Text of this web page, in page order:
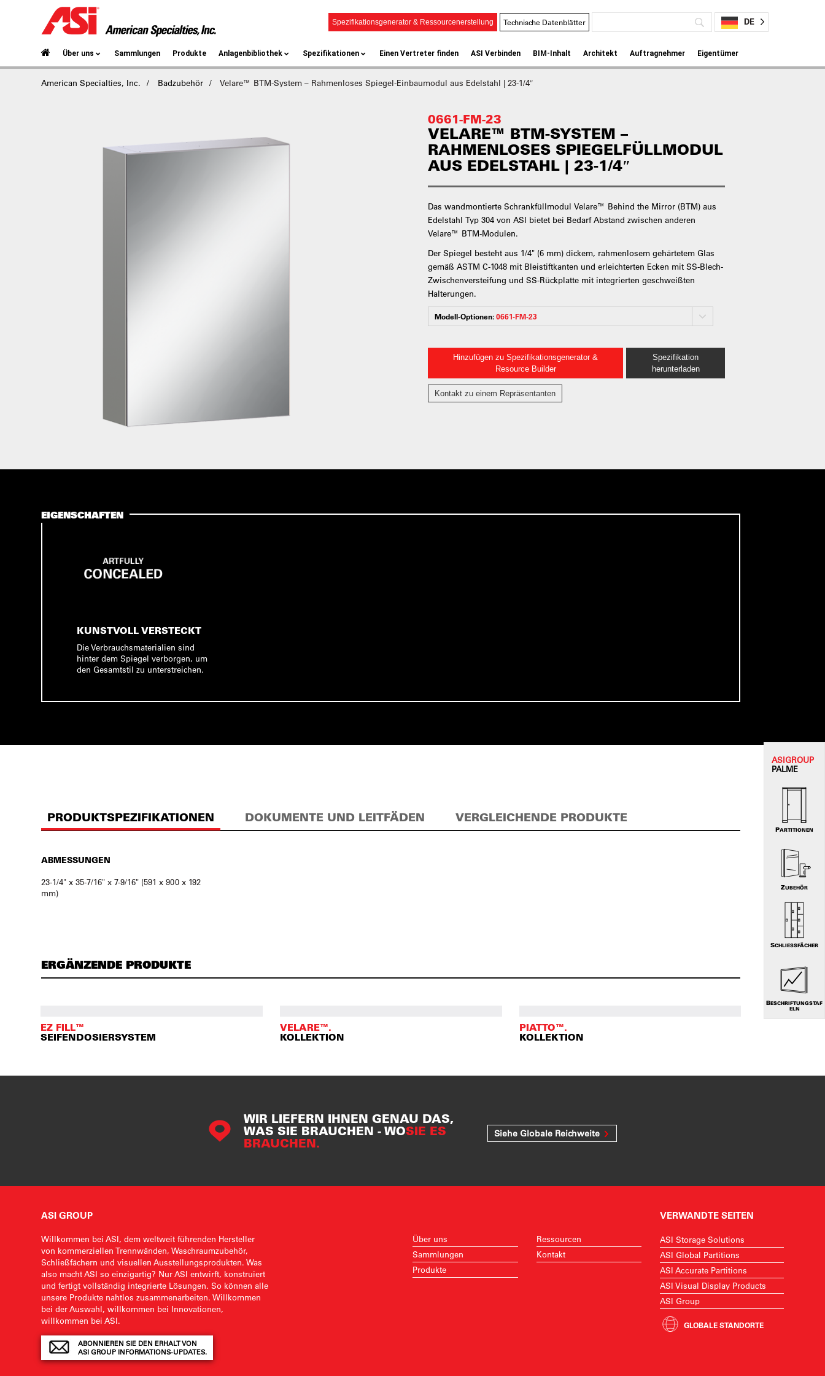
Spezifikationsgenerator & Ressourcenerstellung Technische Datenblätter DE
Über uns Sammlungen Produkte Anlagenbibliothek Spezifikationen Einen Vertreter finden ASI Verbinden BIM-Inhalt Architekt Auftragnehmer Eigentümer
American Specialties, Inc. Badzubehör Velare™ BTM-System – Rahmenloses Spiegel-Einbaumodul aus Edelstahl | 23-1/4″
0661-FM-23
VELARE™ BTM-SYSTEM –
RAHMENLOSES SPIEGELFÜLLMODUL
AUS EDELSTAHL | 23-1/4″
Das wandmontierte Schrankfüllmodul Velare™ Behind the Mirror (BTM) aus
Edelstahl Typ 304 von ASI bietet bei Bedarf Abstand zwischen anderen
Velare™ BTM-Modulen.
Der Spiegel besteht aus 1/4" (6 mm) dickem, rahmenlosem gehärtetem Glas
gemäß ASTM C-1048 mit Bleistiftkanten und erleichterten Ecken mit SS-Blech-
Zwischenversteifung und SS-Rückplatte mit integrierten geschweißten
Halterungen.
Modell-Optionen:0661-FM-23
Hinzufügen zu Spezifikationsgenerator &
Resource Builder
Spezifikation
herunterladen
Kontakt zu einem Repräsentanten
EIGENSCHAFTEN
KUNSTVOLL VERSTECKT
Die Verbrauchsmaterialien sind
hinter dem Spiegel verborgen, um
den Gesamtstil zu unterstreichen.
PRODUKTSPEZIFIKATIONEN DOKUMENTE UND LEITFÄDEN VERGLEICHENDE PRODUKTE
ABMESSUNGEN
23-1/4" x 35-7/16" x 7-9/16" (591 x 900 x 192
mm)
ERGÄNZENDE PRODUKTE
EZ FILL™
SEIFENDOSIERSYSTEM
VELARE™.
KOLLEKTION
PIATTO™.
KOLLEKTION
WIR LIEFERN IHNEN GENAU DAS,
WAS SIE BRAUCHEN - WOSIE ES
BRAUCHEN.
Siehe Globale Reichweite
ASIGROUP
PALME
PARTITIONEN
ZUBEHÖR
SCHLIESSFÄCHER
BESCHRIFTUNGSTAF
ELN
ASI GROUP
Willkommen bei ASI, dem weltweit führenden Hersteller
von kommerziellen Trennwänden, Waschraumzubehör,
Schließfächern und visuellen Ausstellungsprodukten. Was
also macht ASI so einzigartig? Nur ASI entwirft, konstruiert
und fertigt vollständig integrierte Lösungen. So können alle
unsere Produkte nahtlos zusammenarbeiten. Willkommen
bei der Auswahl, willkommen bei Innovationen,
willkommen bei ASI.
ABONNIEREN SIE DEN ERHALT VON
ASI GROUP INFORMATIONS-UPDATES.
Über uns
Sammlungen
Produkte
Ressourcen
Kontakt
VERWANDTE SEITEN
ASI Storage Solutions
ASI Global Partitions
ASI Accurate Partitions
ASI Visual Display Products
ASI Group
GLOBALE STANDORTE